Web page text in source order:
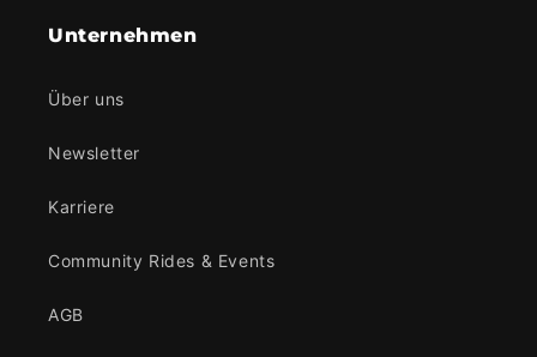
Unternehmen
Über uns
Newsletter
Karriere
Community Rides & Events
AGB